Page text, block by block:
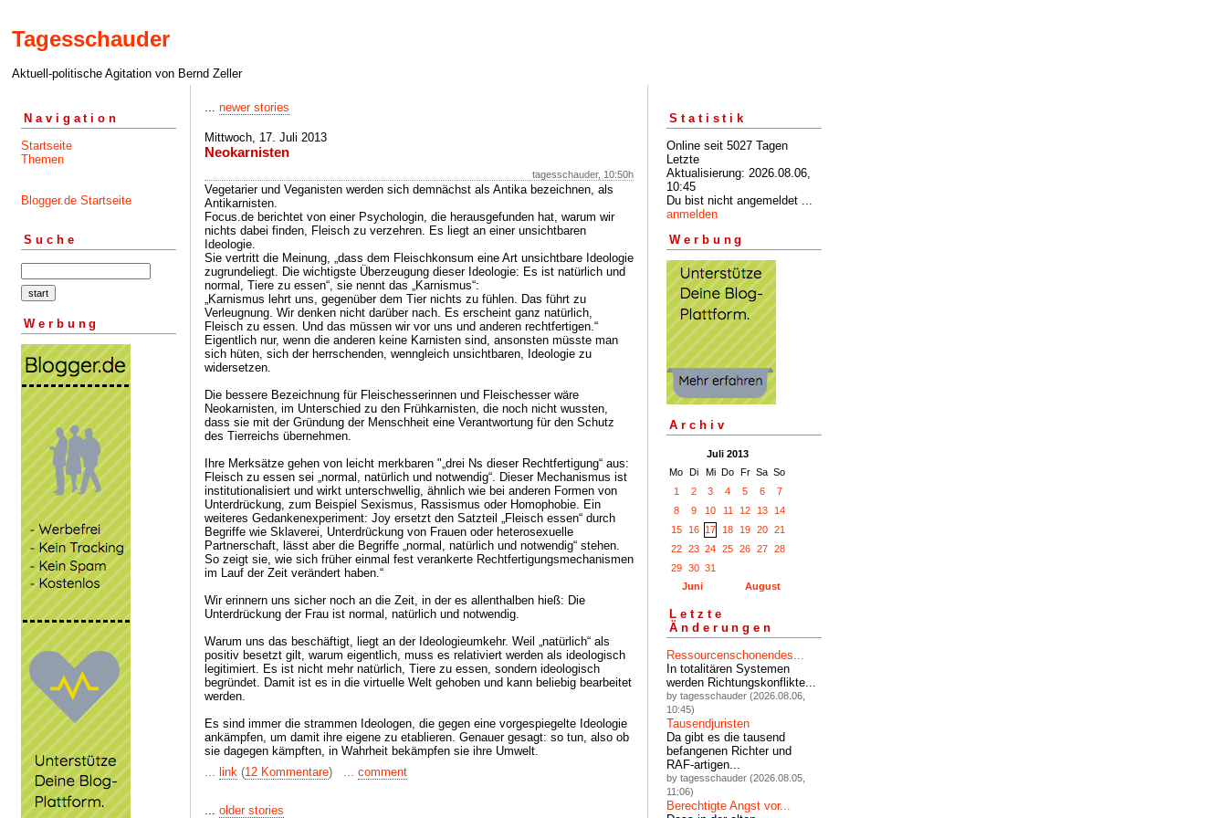
Tagesschauder
Aktuell-politische Agitation von Bernd Zeller
Navigation
Startseite
Themen
Blogger.de Startseite
Suche
Werbung
... newer stories
Mittwoch, 17. Juli 2013
Neokarnisten
tagesschauder, 10:50h
Vegetarier und Veganisten werden sich demnächst als Antika bezeichnen, als
Antikarnisten.
Focus.de berichtet von einer Psychologin, die herausgefunden hat, warum wir
nichts dabei finden, Fleisch zu verzehren. Es liegt an einer unsichtbaren
Ideologie.
Sie vertritt die Meinung, „dass dem Fleischkonsum eine Art unsichtbare Ideologie
zugrundeliegt. Die wichtigste Überzeugung dieser Ideologie: Es ist natürlich und
normal, Tiere zu essen“, sie nennt das „Karnismus“:
„Karnismus lehrt uns, gegenüber dem Tier nichts zu fühlen. Das führt zu
Verleugnung. Wir denken nicht darüber nach. Es erscheint ganz natürlich,
Fleisch zu essen. Und das müssen wir vor uns und anderen rechtfertigen.“
Eigentlich nur, wenn die anderen keine Karnisten sind, ansonsten müsste man
sich hüten, sich der herrschenden, wenngleich unsichtbaren, Ideologie zu
widersetzen.
Die bessere Bezeichnung für Fleischesserinnen und Fleischesser wäre
Neokarnisten, im Unterschied zu den Frühkarnisten, die noch nicht wussten,
dass sie mit der Gründung der Menschheit eine Verantwortung für den Schutz
des Tierreichs übernehmen.
Ihre Merksätze gehen von leicht merkbaren "„drei Ns dieser Rechtfertigung“ aus:
Fleisch zu essen sei „normal, natürlich und notwendig“. Dieser Mechanismus ist
institutionalisiert und wirkt unterschwellig, ähnlich wie bei anderen Formen von
Unterdrückung, zum Beispiel Sexismus, Rassismus oder Homophobie. Ein
weiteres Gedankenexperiment: Joy ersetzt den Satzteil „Fleisch essen“ durch
Begriffe wie Sklaverei, Unterdrückung von Frauen oder heterosexuelle
Partnerschaft, lässt aber die Begriffe „normal, natürlich und notwendig“ stehen.
So zeigt sie, wie sich früher einmal fest verankerte Rechtfertigungsmechanismen
im Lauf der Zeit verändert haben.“
Wir erinnern uns sicher noch an die Zeit, in der es allenthalben hieß: Die
Unterdrückung der Frau ist normal, natürlich und notwendig.
Warum uns das beschäftigt, liegt an der Ideologieumkehr. Weil „natürlich“ als
positiv besetzt gilt, warum eigentlich, muss es relativiert werden als ideologisch
legitimiert. Es ist nicht mehr natürlich, Tiere zu essen, sondern ideologisch
begründet. Damit ist es in die virtuelle Welt gehoben und kann beliebig bearbeitet
werden.
Es sind immer die strammen Ideologen, die gegen eine vorgespiegelte Ideologie
ankämpfen, um damit ihre eigene zu etablieren. Genauer gesagt: so tun, also ob
sie dagegen kämpften, in Wahrheit bekämpfen sie ihre Umwelt.
... link (12 Kommentare) ... comment
... older stories
Statistik
Online seit 5027 Tagen
Letzte
Aktualisierung: 2026.08.06,
10:45
Du bist nicht angemeldet ...
anmelden
Werbung
Archiv
Juli 2013
Mo Di Mi Do Fr Sa So
1
2 3 4 5 6
7
8
9 10 11 12 13
14
15
16 17 18 19 20
21
22
23 24 25 26 27
28
29
30 31
Juni
August
Letzte
Änderungen
Ressourcenschonendes...
In totalitären Systemen
werden Richtungskonflikte...
by tagesschauder (2026.08.06,
10:45)
Tausendjuristen
Da gibt es die tausend
befangenen Richter und
RAF-artigen...
by tagesschauder (2026.08.05,
11:06)
Berechtigte Angst vor...